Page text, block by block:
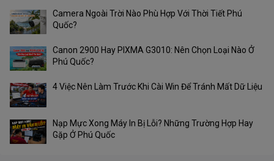
Camera Ngoài Trời Nào Phù Hợp Với Thời Tiết Phú
Quốc?
Canon 2900 Hay PIXMA G3010: Nên Chọn Loại Nào Ở
Phú Quốc?
4 Việc Nên Làm Trước Khi Cài Win Để Tránh Mất Dữ Liệu
Nạp Mực Xong Máy In Bị Lỗi? Những Trường Hợp Hay
Gặp Ở Phú Quốc